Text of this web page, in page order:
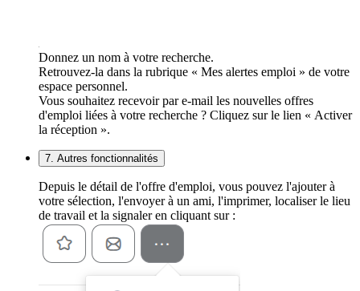
Donnez un nom à votre recherche.
Retrouvez-la dans la rubrique « Mes alertes emploi » de votre
espace personnel.
Vous souhaitez recevoir par e-mail les nouvelles offres
d'emploi liées à votre recherche ? Cliquez sur le lien « Activer
la réception ».
7. Autres fonctionnalités
Depuis le détail de l'offre d'emploi, vous pouvez l'ajouter à
votre sélection, l'envoyer à un ami, l'imprimer, localiser le lieu
de travail et la signaler en cliquant sur :